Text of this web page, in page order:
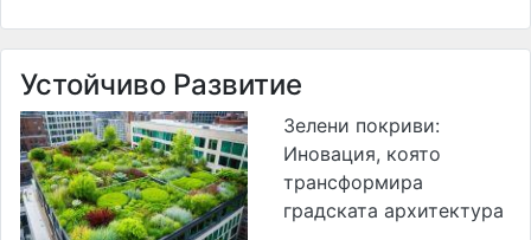
Устойчиво Развитие
Зелени покриви:
Иновация, която
трансформира
градската архитектура